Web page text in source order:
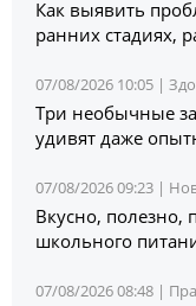
Как выявить
ранних стадиях,
07/08/2026 10:05 |
Три необычные
удивят даже
07/08/2026 09:23 |
Вкусно, полезно,
школьного
07/08/2026 08:48 |